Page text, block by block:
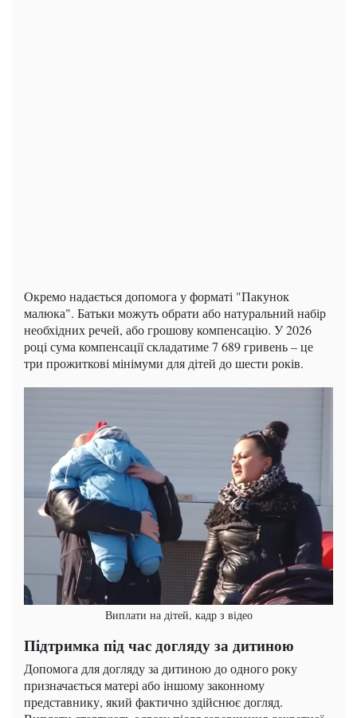
Окремо надається допомога у форматі "Пакунок
малюка". Батьки можуть обрати або натуральний набір
необхідних речей, або грошову компенсацію. У 2026
році сума компенсації складатиме 7 689 гривень – це
три прожиткові мінімуми для дітей до шести років.
Виплати на дітей, кадр з відео
Підтримка під час догляду за дитиною
Допомога для догляду за дитиною до одного року
призначається матері або іншому законному
представнику, який фактично здійснює догляд.